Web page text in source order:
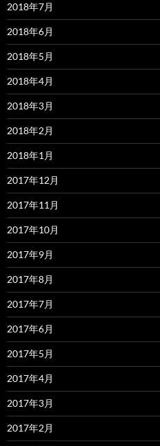
2018年7月
2018年6月
2018年5月
2018年4月
2018年3月
2018年2月
2018年1月
2017年12月
2017年11月
2017年10月
2017年9月
2017年8月
2017年7月
2017年6月
2017年5月
2017年4月
2017年3月
2017年2月